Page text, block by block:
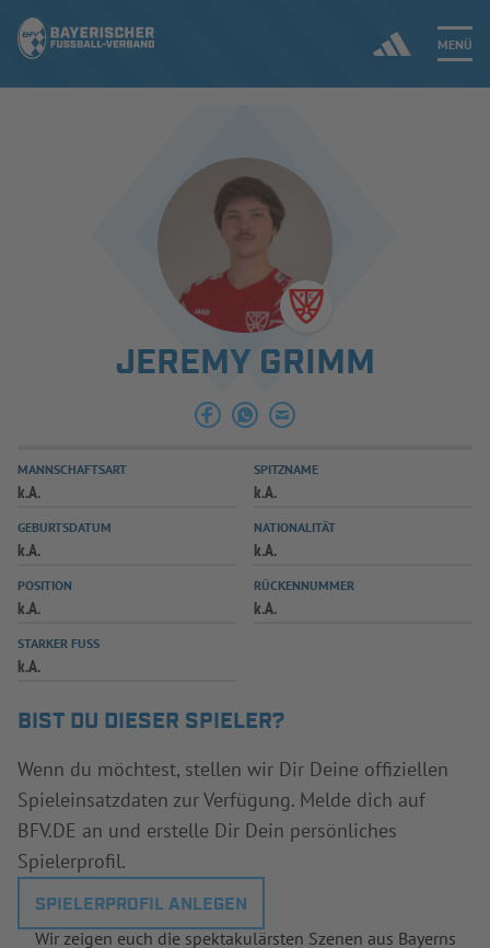
MENÜ
ERGEBNISSE & WETTBEWERBE
SPIELBETRIEB & VERBANDSLEBEN
AUSBILDUNG & FÖRDERUNG
SPIELPLUS
JEREMY GRIMM
MANNSCHAFTSART
k.A.
SPITZNAME
k.A.
GEBURTSDATUM
k.A.
NATIONALITÄT
k.A.
POSITION
k.A.
RÜCKENNUMMER
k.A.
STARKER FUSS
k.A.
BIST DU DIESER SPIELER?
Wenn du möchtest, stellen wir Dir Deine offiziellen
Spieleinsatzdaten zur Verfügung. Melde dich auf
BFV.DE an und erstelle Dir Dein persönliches
Spielerprofil.
SPIELERPROFIL ANLEGEN
Wir zeigen euch die spektakulärsten Szenen aus Bayerns